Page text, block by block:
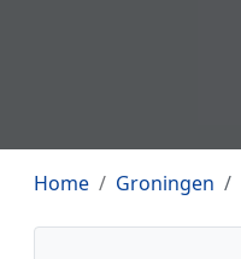
Home Groningen